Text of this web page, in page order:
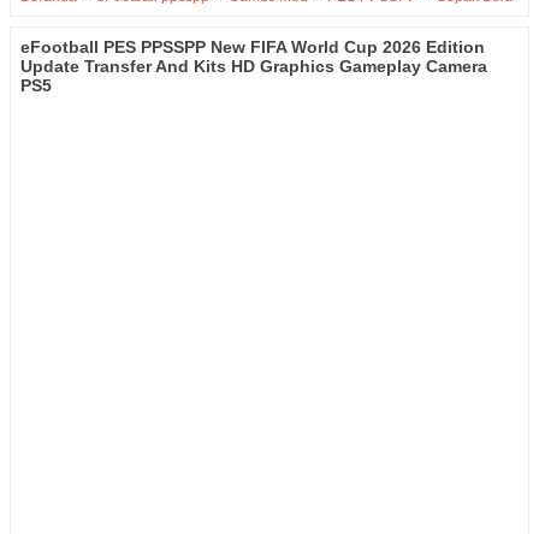
eFootball PES PPSSPP New FIFA World Cup 2026 Edition
Update Transfer And Kits HD Graphics Gameplay Camera
PS5